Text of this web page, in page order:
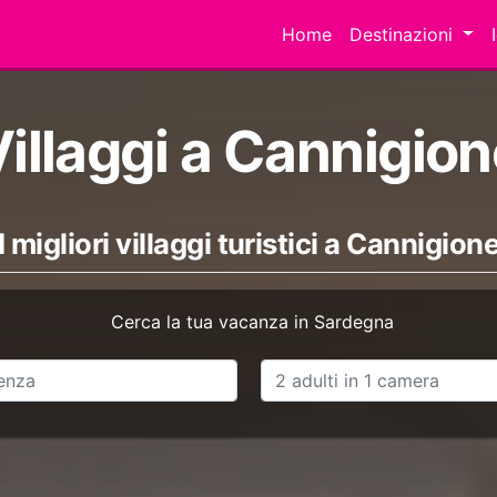
Home Destinazioni
a
migliori villaggi turistici a
Cerca la tua vacanza in Sardegna